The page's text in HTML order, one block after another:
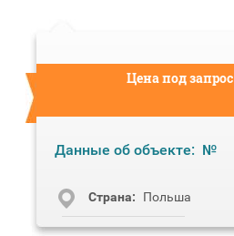
Цена под запрос
Данные об объекте: №
Cтрана: Польша